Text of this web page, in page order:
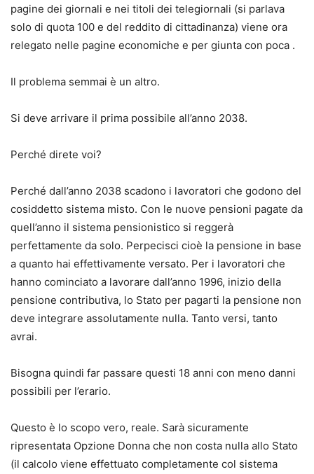
pagine dei giornali e nei titoli dei telegiornali (si parlava
solo di quota 100 e del reddito di cittadinanza) viene ora
relegato nelle pagine economiche e per giunta con poca .
Il problema semmai è un altro.
Si deve arrivare il prima possibile all’anno 2038.
Perché direte voi?
Perché dall’anno 2038 scadono i lavoratori che godono del
cosiddetto sistema misto. Con le nuove pensioni pagate da
quell’anno il sistema pensionistico si reggerà
perfettamente da solo. Perpecisci cioè la pensione in base
a quanto hai effettivamente versato. Per i lavoratori che
hanno cominciato a lavorare dall’anno 1996, inizio della
pensione contributiva, lo Stato per pagarti la pensione non
deve integrare assolutamente nulla. Tanto versi, tanto
avrai.
Bisogna quindi far passare questi 18 anni con meno danni
possibili per l’erario.
Questo è lo scopo vero, reale. Sarà sicuramente
ripresentata Opzione Donna che non costa nulla allo Stato
(il calcolo viene effettuato completamente col sistema